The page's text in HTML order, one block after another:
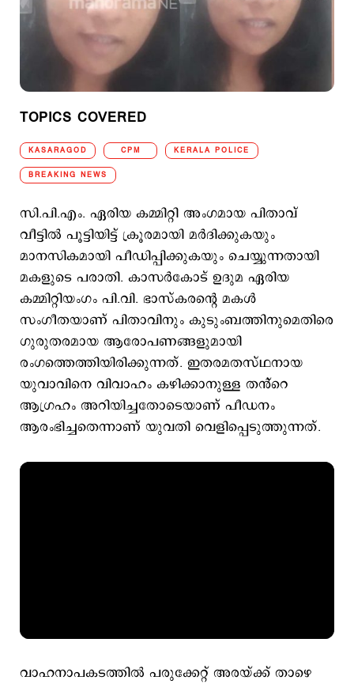
TOPICS COVERED
KASARAGOD CPM KERALA POLICE
BREAKING NEWS
സി.പി.എം. ഏരിയ കമ്മിറ്റി അംഗമായ പിതാവ്
വീട്ടിൽ പൂട്ടിയിട്ട് ക്രൂരമായി മർദിക്കുകയും
മാനസികമായി പീഡിപ്പിക്കുകയും ചെയ്യുന്നതായി
മകളുടെ പരാതി. കാസർകോട് ഉദുമ ഏരിയ
കമ്മിറ്റിയംഗം പി.വി. ഭാസ്കരന്റെ മകൾ
സംഗീതയാണ് പിതാവിനും കുടുംബത്തിനുമെതിരെ
ഗുരുതരമായ ആരോപണങ്ങളുമായി
രംഗത്തെത്തിയിരിക്കുന്നത്. ഇതരമതസ്ഥനായ
യുവാവിനെ വിവാഹം കഴിക്കാനുള്ള തൻ്റെ
ആഗ്രഹം അറിയിച്ചതോടെയാണ് പീഡനം
ആരംഭിച്ചതെന്നാണ് യുവതി വെളിപ്പെടുത്തുന്നത്.
വാഹനാപകടത്തിൽ പരുക്കേറ്റ് അരയ്ക്ക് താഴെ